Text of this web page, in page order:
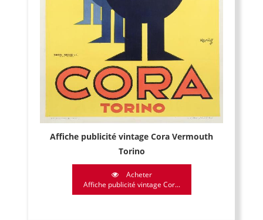
Affiche publicité vintage Cora Vermouth
Torino
Acheter
Affiche publicité vintage Cor...